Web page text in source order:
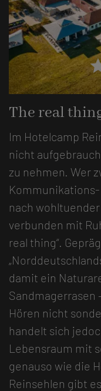
The real
Im Hotelcamp
nicht
zu nehmen. Wer
nach
verbunden mit
real thing“.
damit ein
Sandmagerrasen
Hören nicht
handelt sich
Lebensraum mit
genauso wie die
Reinsehlen gibt